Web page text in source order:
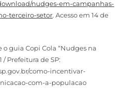
nudges-em-campanhas-
terceiro-setor. Acesso em 14 de
o guia Copi Cola “Nudges na
/ Prefeitura de SP:
como-incentivar-
com-a-populacao